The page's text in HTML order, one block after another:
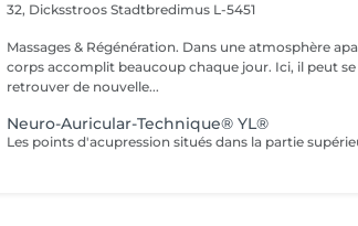
32, DicksstroosStadtbredimus L-5451
Massages & Régénération. Dans une atmosphère
corps accomplit beaucoup chaque jour. Ici, il peut se
retrouver de nouvelle...
Neuro-Auricular-Technique® YL®